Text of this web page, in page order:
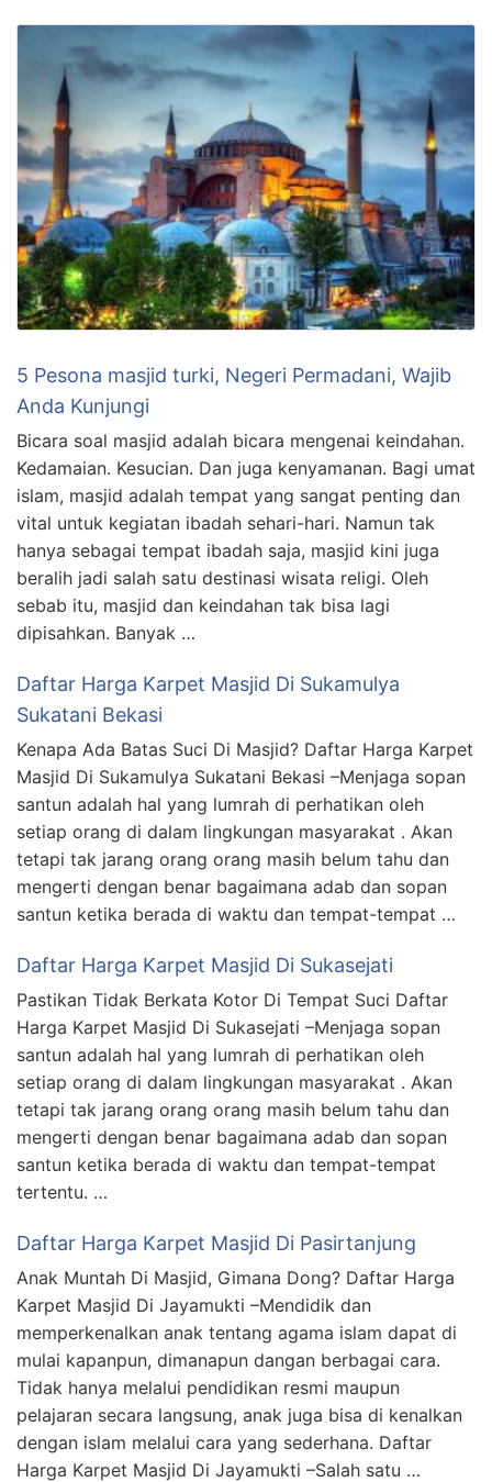
5 Pesona masjid turki, Negeri Permadani, Wajib
Anda Kunjungi
Bicara soal masjid adalah bicara mengenai keindahan.
Kedamaian. Kesucian. Dan juga kenyamanan. Bagi umat
islam, masjid adalah tempat yang sangat penting dan
vital untuk kegiatan ibadah sehari-hari. Namun tak
hanya sebagai tempat ibadah saja, masjid kini juga
beralih jadi salah satu destinasi wisata religi. Oleh
sebab itu, masjid dan keindahan tak bisa lagi
dipisahkan. Banyak …
Daftar Harga Karpet Masjid Di Sukamulya
Sukatani Bekasi
Kenapa Ada Batas Suci Di Masjid? Daftar Harga Karpet
Masjid Di Sukamulya Sukatani Bekasi –Menjaga sopan
santun adalah hal yang lumrah di perhatikan oleh
setiap orang di dalam lingkungan masyarakat . Akan
tetapi tak jarang orang orang masih belum tahu dan
mengerti dengan benar bagaimana adab dan sopan
santun ketika berada di waktu dan tempat-tempat …
Daftar Harga Karpet Masjid Di Sukasejati
Pastikan Tidak Berkata Kotor Di Tempat Suci Daftar
Harga Karpet Masjid Di Sukasejati –Menjaga sopan
santun adalah hal yang lumrah di perhatikan oleh
setiap orang di dalam lingkungan masyarakat . Akan
tetapi tak jarang orang orang masih belum tahu dan
mengerti dengan benar bagaimana adab dan sopan
santun ketika berada di waktu dan tempat-tempat
tertentu. …
Daftar Harga Karpet Masjid Di Pasirtanjung
Anak Muntah Di Masjid, Gimana Dong? Daftar Harga
Karpet Masjid Di Jayamukti –Mendidik dan
memperkenalkan anak tentang agama islam dapat di
mulai kapanpun, dimanapun dangan berbagai cara.
Tidak hanya melalui pendidikan resmi maupun
pelajaran secara langsung, anak juga bisa di kenalkan
dengan islam melalui cara yang sederhana. Daftar
Harga Karpet Masjid Di Jayamukti –Salah satu …